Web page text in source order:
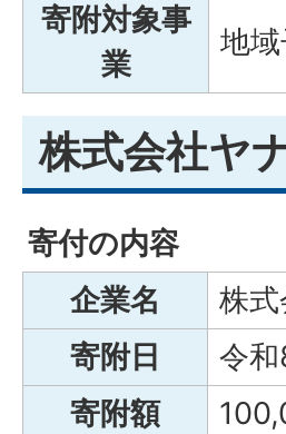
寄附対象事
業
地
株式会社ヤ
寄付の内容
企業名
株
寄附日
令
寄附額